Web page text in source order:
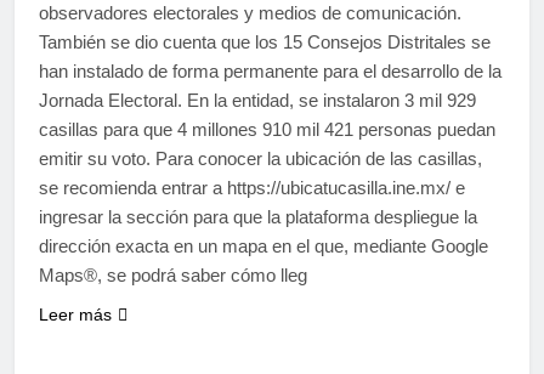
observadores electorales y medios de comunicación.
También se dio cuenta que los 15 Consejos Distritales se
han instalado de forma permanente para el desarrollo de la
Jornada Electoral. En la entidad, se instalaron 3 mil 929
casillas para que 4 millones 910 mil 421 personas puedan
emitir su voto. Para conocer la ubicación de las casillas,
se recomienda entrar a https://ubicatucasilla.ine.mx/ e
ingresar la sección para que la plataforma despliegue la
dirección exacta en un mapa en el que, mediante Google
Maps®, se podrá saber cómo lleg
Leer más